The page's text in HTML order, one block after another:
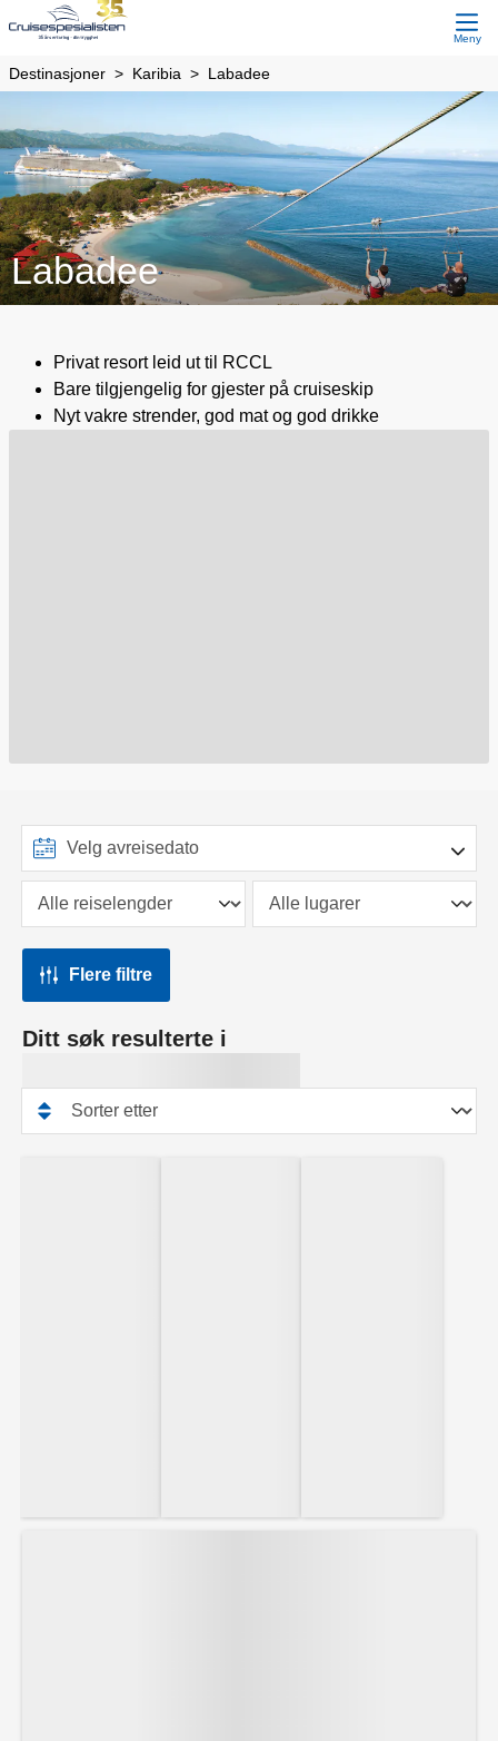
Meny
Destinasjoner Karibia Labadee
Labadee
Privat resort leid ut til RCCL
Bare tilgjengelig for gjester på cruiseskip
Nyt vakre strender, god mat og god drikke
Flere filtre
Ditt søk resulterte i